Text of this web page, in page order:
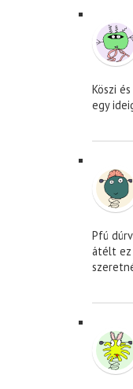
Köszi
egy
Pfú
átélt ez